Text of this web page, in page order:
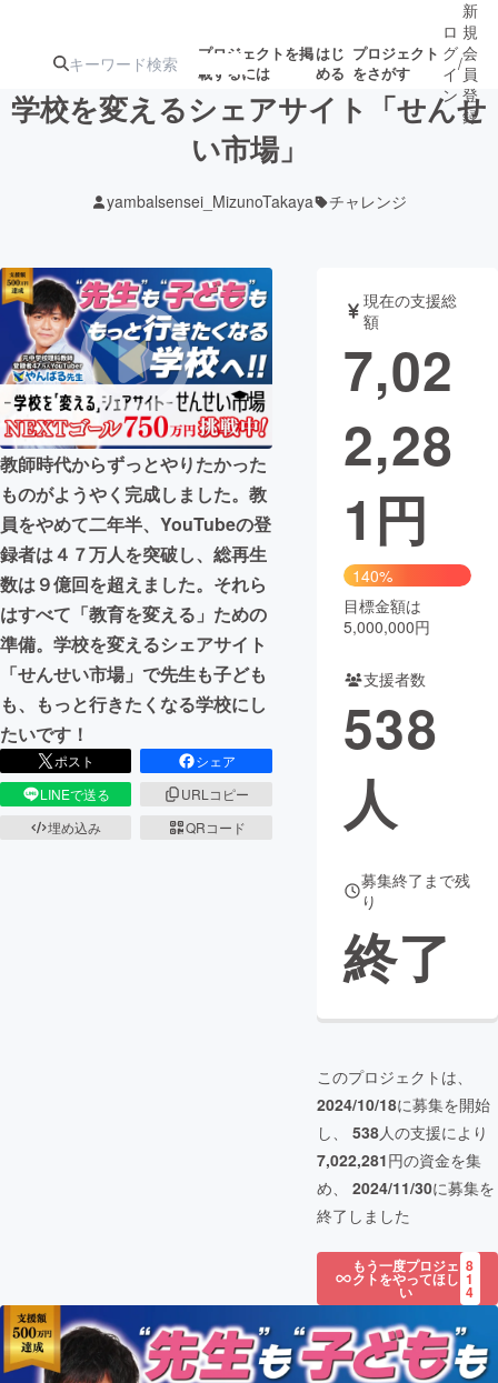
プロジェクトを掲
載するには
はじ
める
プロジェクト
をさがす
ターン
ジェクト
ロジェクト
されます
アート・写真 音楽
テクノロジー・ガジェット ゲーム・サ
映像・映画
ビジネス・起業
まちづくり・地域活性化
CAMPFIRE for Social Good
CAMPFIRE Creation
CAMPFIREふるさと納税machi-ya コミュニティ
ロ
グ
イ
ン
/
新
規
会
員
登
録
学校を変えるシェアサイト「せんせ
い市場」
yambalsensei_MizunoTakaya チャレンジ
教師時代からずっとやりたかった
ものがようやく完成しました。教
員をやめて二年半、YouTubeの登
録者は４７万人を突破し、総再生
数は９億回を超えました。それら
はすべて「教育を変える」ための
準備。学校を変えるシェアサイト
「せんせい市場」で先生も子ども
も、もっと行きたくなる学校にし
たいです！
ポスト
シェア
LINEで送る
URLコピー
埋め込み
QRコード
現在の支援総
額
7,02
2,28
1 円
140%
目標金額は
5,000,000円
支援者数
538
人
募集終了まで残
り
終了
このプロジェクトは、
2024/10/18に募集を開始
し、 538人の支援により
7,022,281円の資金を集
め、 2024/11/30に募集を
終了しました
もう一度プロジェ
クトをやってほし
い
8
1
4